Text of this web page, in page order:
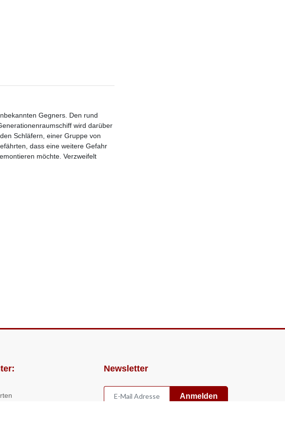
Gegners. Den rund
wird darüber
Schläfern, einer Gruppe von
dass eine weitere Gefahr
möchte. Verzweifelt
Newsletter
Anmelden